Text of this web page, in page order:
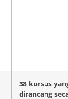
38 kursus
dirancang